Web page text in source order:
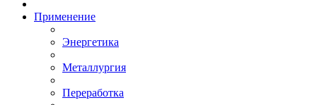
Применение
Энергетика
Металлургия
Переработка